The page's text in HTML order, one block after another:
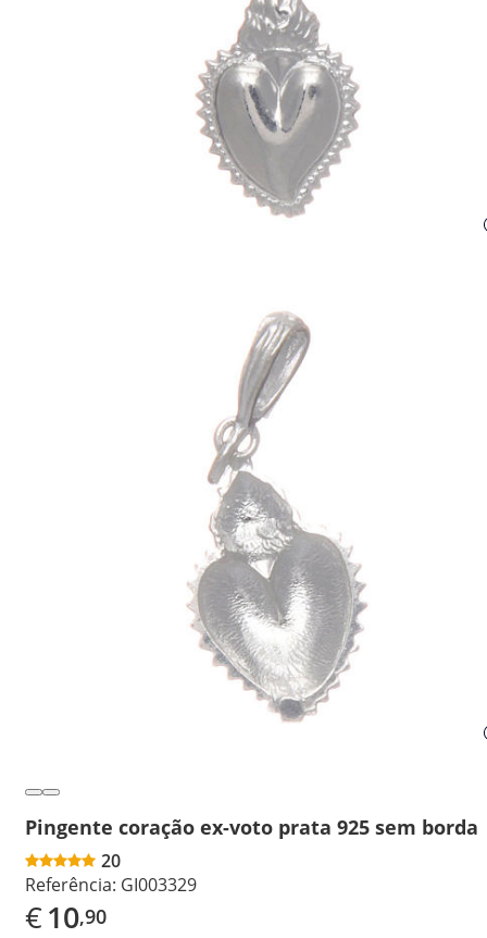
Pingente coração ex-voto prata 925 sem borda
20
Referência: GI003329
€10,90